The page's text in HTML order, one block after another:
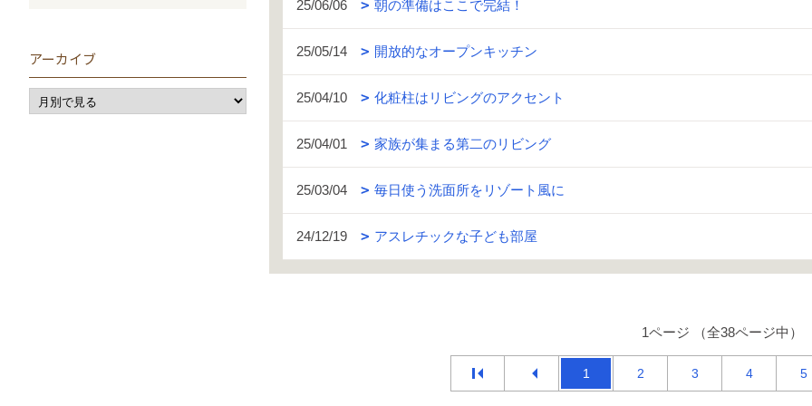
25/06/06 朝の準備はここで完結！
25/05/14 開放的なオープンキッチン
25/04/10 化粧柱はリビングのアクセント
25/04/01 家族が集まる第二のリビング
25/03/04 毎日使う洗面所をリゾート風に
24/12/19 アスレチックな子ども部屋
1ページ （全38ページ中）
1 2 3 4 5
アーカイブ